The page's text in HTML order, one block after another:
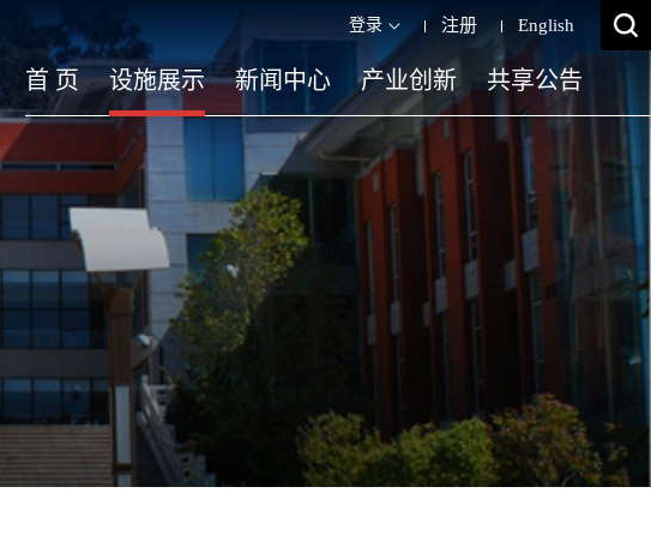
登录 注册 English
首 页 设施展示 新闻中心 产业创新 共享公告